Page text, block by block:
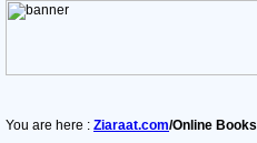
You are here : Ziaraat.com/Online Books